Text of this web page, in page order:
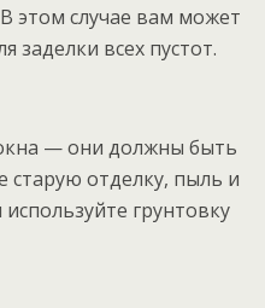
этом случае вам может
заделки всех пустот.
— они должны быть
старую отделку, пыль и
грунтовку